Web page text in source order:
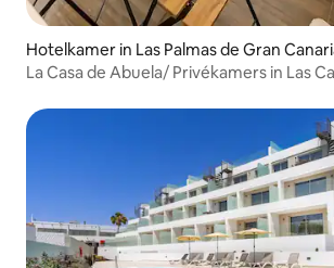
Hotelkamer in Las Palmas de Gran
La Casa de Abuela/ Privékamers in Las